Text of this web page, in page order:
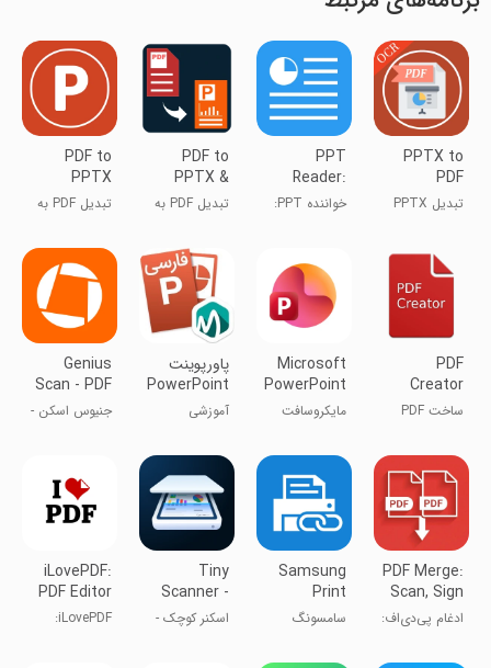
PPTX to
PDF
Converter
تبدیل PPTX
PPT
Reader:
PPTX
Slides
خواننده PPT:
PPTX
PDF to
PPTX &
PPT
تبدیل PDF به
PDF to
PPTX
Converterتبدیل PDF به
PDF
Creator
ساخت PDF
Microsoft
PowerPoint
مایکروسافت
‏پاورپوینت
PowerPoint
اندروید
فارسی
آموزشی
Genius
Scan - PDF
Scanner
جنیوس اسکن -
PDF Merge:
Scan, Sign
& Edit
ادغام پی‌دی‌اف:
Samsung
Print
Service
Plugin
سامسونگ
Tiny
Scanner -
PDF
Scanner
اسکنر کوچک -
iLovePDF:
PDF Editor
& Scanner
iLovePDF: